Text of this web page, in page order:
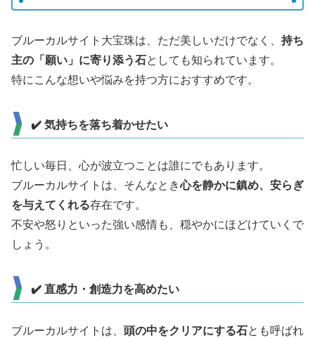
ブルーカルサイト大宝珠は、ただ美しいだけでなく、 持ち
主の「願い」に寄り添う石としても知られています。
特にこんな想いや悩みを持つ方におすすめです。
✔️ 気持ちを落ち着かせたい
忙しい毎日、心が波立つことは誰にでもあります。
ブルーカルサイトは、そんなとき心を静かに鎮め、安らぎ
を与えてくれる存在です。
不安や怒りといった強い感情も、穏やかにほどけていくで
しょう。
✔️ 直感力・創造力を高めたい
ブルーカルサイトは、 頭の中をクリアにする石とも呼ばれ